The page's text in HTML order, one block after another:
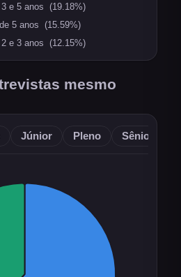
mesmo
Júnior Pleno Sênior